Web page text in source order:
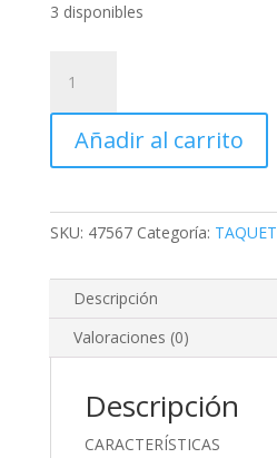
3 disponibles
EXPANSIVO
CON
ARMELLA
ABIERTA,
BOLSA
2
cantidad
Añadir al carrito
SKU: 47567 Categoría:
Descripción
Valoraciones (0)
Descripción
CARACTERÍSTICAS